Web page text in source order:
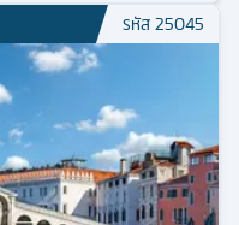
รหัส25045